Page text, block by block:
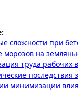
сложности при
морозов на
труда рабочих
последствия
минимизации